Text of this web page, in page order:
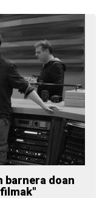
barnera doan